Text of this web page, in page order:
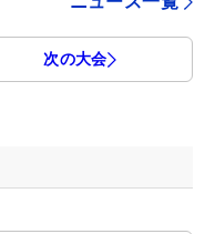
次の大会